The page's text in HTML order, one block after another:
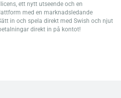
ett nytt utseende och en
med en marknadsledande
in och spela direkt med Swish och njut
direkt in på kontot!